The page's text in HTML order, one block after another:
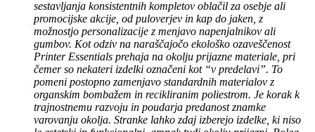
sestavljanja konsistentnih kompletov oblačil za osebje ali
promocijske akcije, od puloverjev in kap do jaken, z
možnostjo personalizacije z menjavo napenjalnikov ali
gumbov. Kot odziv na naraščajočo ekološko ozaveščenost
Printer Essentials prehaja na okolju prijazne materiale, pri
čemer so nekateri izdelki označeni kot “v predelavi”. To
pomeni postopno zamenjavo standardnih materialov z
organskim bombažem in recikliranim poliestrom. Je korak k
trajnostnemu razvoju in poudarja predanost znamke
varovanju okolja. Stranke lahko zdaj izberejo izdelke, ki niso